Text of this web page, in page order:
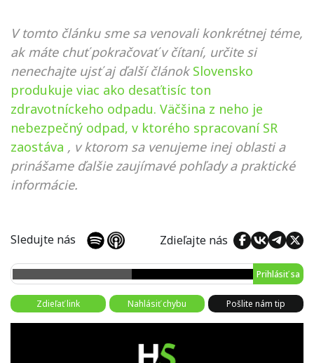
V tomto článku sme sa venovali konkrétnej téme,
ak máte chuť pokračovať v čítaní, určite si
nenechajte ujsť aj ďalší článok Slovensko
produkuje viac ako desaťtisíc ton
zdravotníckeho odpadu. Väčšina z neho je
nebezpečný odpad, v ktorého spracovaní SR
zaostáva , v ktorom sa venujeme inej oblasti a
prinášame ďalšie zaujímavé pohľady a praktické
informácie.
Sledujte nás Zdieľajte nás
Prihlásiť sa
Zdieľať link Nahlásiť chybu Pošlite nám tip